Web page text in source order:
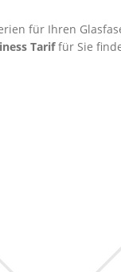
für Ihren
Tariffür Sie